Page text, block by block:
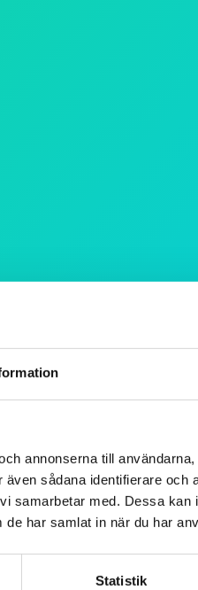
annonserna till
sådana identifierare och
samarbetar med. Dessa kan
har samlat in när du har
Statistik